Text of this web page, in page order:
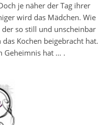
je näher der Tag ihrer
wird das Mädchen. Wie
so still und unscheinbar
Kochen beigebracht hat.
Geheimnis hat … .